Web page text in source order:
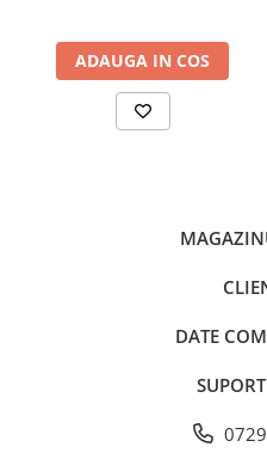
ADAUGA IN COS
DATE